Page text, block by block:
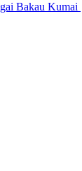
Bakau Kumai